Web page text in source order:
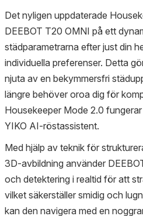
Det nyligen uppdaterade
DEEBOT T20 OMNI på ett
städparametrarna efter just din
individuella preferenser. Detta
njuta av en bekymmersfri
längre behöver oroa dig för
Housekeeper Mode 2.0
YIKO AI-röstassistent.
Med hjälp av teknik för
3D-avbildning använder
och detektering i realtid för att
vilket säkerställer smidig och
kan den navigera med en